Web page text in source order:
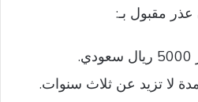
مقبول بـ:
لا تزيد عن ثلاث سنوات.